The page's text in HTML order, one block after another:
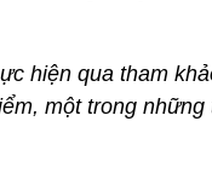
hiện qua tham
một trong những